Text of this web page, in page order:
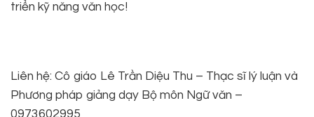
triển kỹ năng văn học!
Liên hệ: Cô giáo Lê Trần Diệu Thu – Thạc sĩ lý luận và
Phương pháp giảng dạy Bộ môn Ngữ văn –